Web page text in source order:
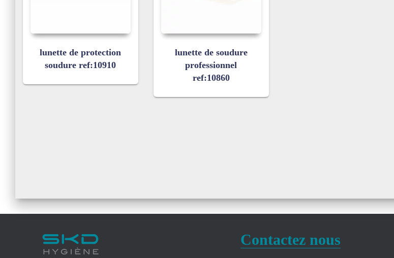
lunette de protection
soudure ref:10910
lunette de soudure
professionnel
ref:10860
Contactez nous